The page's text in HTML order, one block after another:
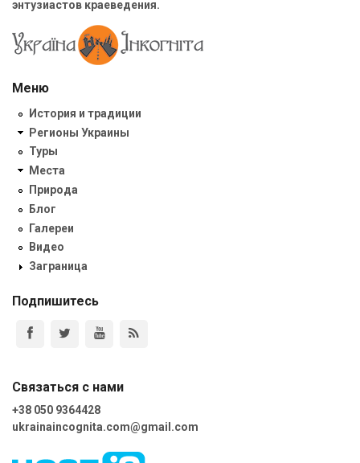
энтузиастов краеведения.
Меню
История и традиции
Регионы Украины
Туры
Места
Природа
Блог
Галереи
Видео
Заграница
Подпишитесь
Связаться с нами
+38 050 9364428
ukrainaincognita.com@gmail.com